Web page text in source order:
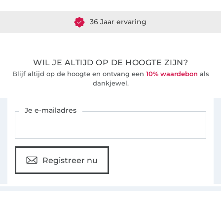
36 Jaar ervaring
WIL JE ALTIJD OP DE HOOGTE ZIJN?
Blijf altijd op de hoogte en ontvang een 10% waardebon als
dankjewel.
Je e-mailadres
Registreer nu